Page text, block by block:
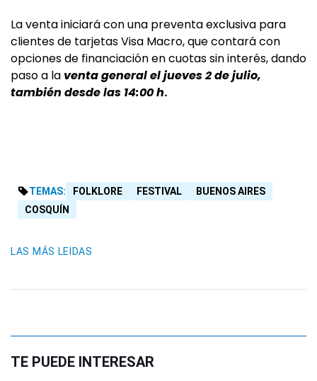
La venta iniciará con una preventa exclusiva para
clientes de tarjetas Visa Macro, que contará con
opciones de financiación en cuotas sin interés, dando
paso a la venta general el jueves 2 de julio,
también desde las 14:00 h.
TEMAS: FOLKLORE FESTIVAL
BUENOS AIRES
COSQUÍN
LAS MÁS LEIDAS
TE PUEDE INTERESAR